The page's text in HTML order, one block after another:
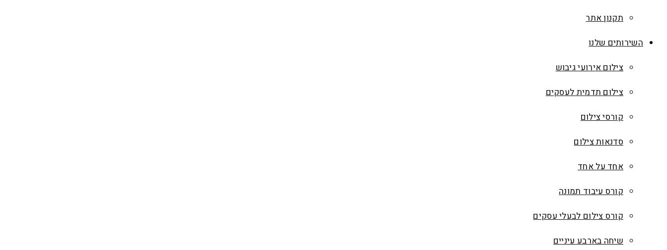
תקנון אתר
השירותים שלנו
צילום אירועי גיבוש
צילום תדמית לעסקים
קורסי צילום
סדנאות צילום
אחד על אחד
קורס עיבוד תמונה
קורס צילום לבעלי עסקים
שיחה בארבע עיניים